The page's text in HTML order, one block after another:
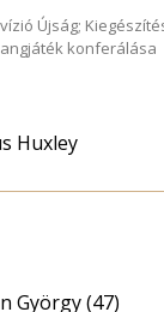
Újság;
konferálása
Huxley
György (47)